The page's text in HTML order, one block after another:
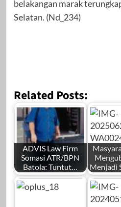
belakangan marak
Selatan. (Nd_234)
Related Posts:
ADVIS Law Firm
Somasi ATR/BPN
Batola: Tuntut…
Menjadi